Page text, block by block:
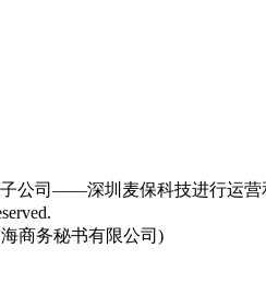
子公司——深圳麦保科技进行运营
商务秘书有限公司)